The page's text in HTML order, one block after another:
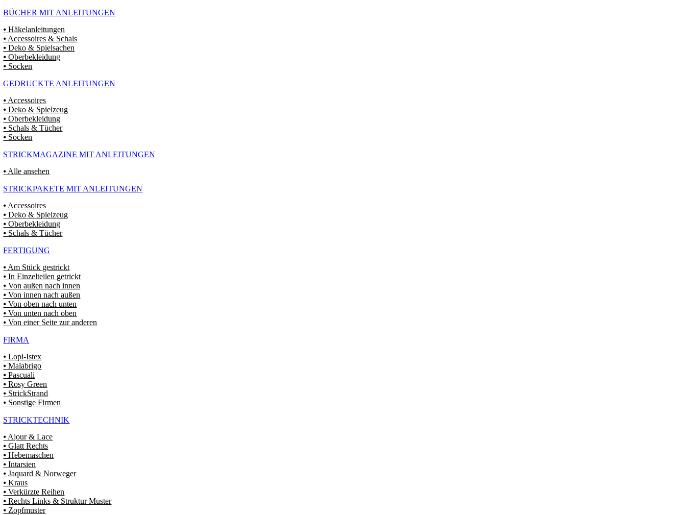
BÜCHER MIT ANLEITUNGEN
⦁ Häkelanleitungen
⦁ Accessoires & Schals
⦁ Deko & Spielsachen
⦁ Oberbekleidung
⦁ Socken
GEDRUCKTE ANLEITUNGEN
⦁ Accessoires
⦁ Deko & Spielzeug
⦁ Oberbekleidung
⦁ Schals & Tücher
⦁ Socken
STRICKMAGAZINE MIT ANLEITUNGEN
⦁ Alle ansehen
STRICKPAKETE MIT ANLEITUNGEN
⦁ Accessoires
⦁ Deko & Spielzeug
⦁ Oberbekleidung
⦁ Schals & Tücher
FERTIGUNG
⦁ Am Stück gestrickt
⦁ In Einzelteilen getrickt
⦁ Von außen nach innen
⦁ Von innen nach außen
⦁ Von oben nach unten
⦁ Von unten nach oben
⦁ Von einer Seite zur anderen
FIRMA
⦁ Lopi-Istex
⦁ Malabrigo
⦁ Pascuali
⦁ Rosy Green
⦁ StrickStrand
⦁ Sonstige Firmen
STRICKTECHNIK
⦁ Ajour & Lace
⦁ Glatt Rechts
⦁ Hebemaschen
⦁ Intarsien
⦁ Jaquard & Norweger
⦁ Kraus
⦁ Verkürzte Reihen
⦁ Rechts Links & Struktur Muster
⦁ Zopfmuster